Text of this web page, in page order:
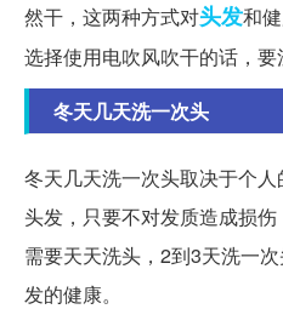
然干，这两种方式对头发和
选择使用电吹风吹干的话，要
冬天几天洗一次头
冬天几天洗一次头取决于个
头发，只要不对发质造成损
需要天天洗头，2到3天洗一
发的健康。